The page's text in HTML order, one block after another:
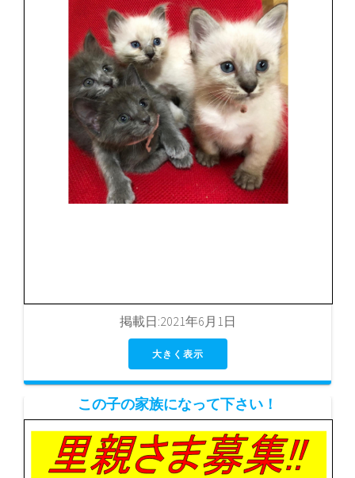
掲載日:2021年6月1日
大きく表示
この子の家族になって下さい！